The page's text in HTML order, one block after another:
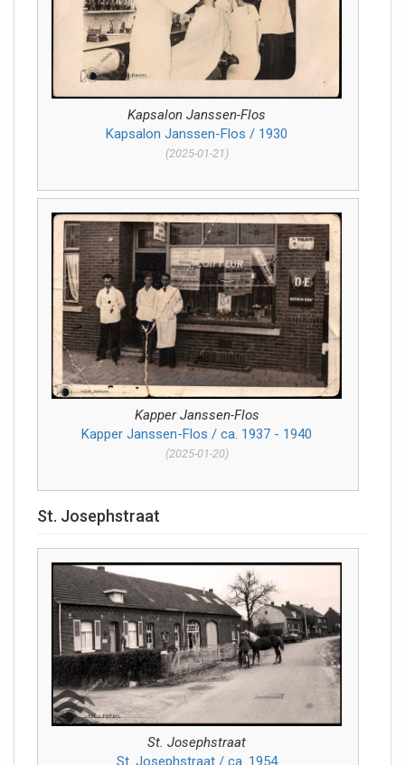
Kapsalon Janssen-Flos
Kapsalon Janssen-Flos / 1930
(2025-01-21)
Kapper Janssen-Flos
Kapper Janssen-Flos / ca. 1937 - 1940
(2025-01-20)
St. Josephstraat
St. Josephstraat
St. Josephstraat / ca. 1954